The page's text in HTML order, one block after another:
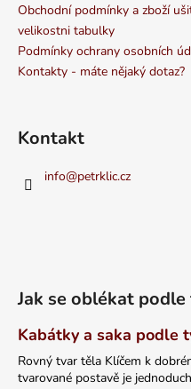
Obchodní podmínky a zboží
velikostni tabulky
Podmínky ochrany osobních
Kontakty - máte nějaký dotaz?
Kontakt
info@petrklic.cz
Jak se oblékat
Kabátky a saka podle
Rovný tvar těla Klíčem k
tvarované postavě je